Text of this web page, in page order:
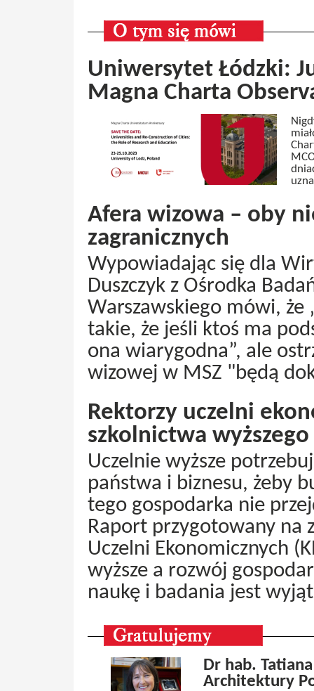
Uniwersytet Łódzki:
Magna Charta
Afera wizowa – oby
zagranicznych
Wypowiadając się dla
Duszczyk z Ośrodka
Warszawskiego mówi,
takie, że jeśli ktoś ma
ona wiarygodna”, ale
wizowej w MSZ "będą
Rektorzy uczelni
szkolnictwa wyższego
Uczelnie wyższe
państwa i biznesu, żeby
tego gospodarka nie
Raport przygotowany na
Uczelni Ekonomicznych
wyższe a rozwój
naukę i badania jest
Dr hab.
Architektury